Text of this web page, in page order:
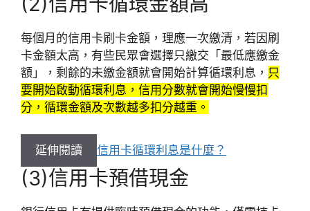
每個月的信用卡刷卡金額，理應一次繳清，若因刷
卡金額太高，有些民眾會選擇只繳交「最低應繳金
額」，剩餘的未繳金額就會開始計算循環利息， 只
要開始啟動循環利息，信用分數就會開始慢慢扣
分，循環金額及次數越多扣分越重。
延伸閱讀 信用卡循環利息是什麼？
(3)信用卡預借現金